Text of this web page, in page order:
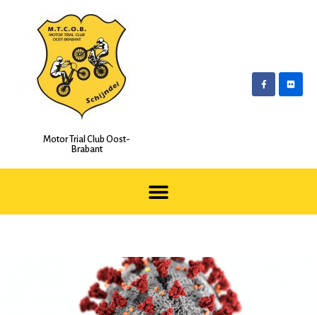
Motor Trial Club Oost-
Brabant